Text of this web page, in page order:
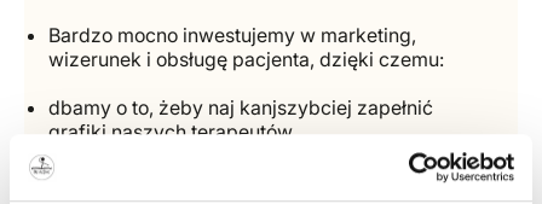
Bardzo mocno inwestujemy w marketing,
wizerunek i obsługę pacjenta, dzięki czemu:
dbamy o to, żeby naj kanjszybciej zapełnić
grafiki naszych terapeutów
możesz skupić się wyłącznie na terapii,